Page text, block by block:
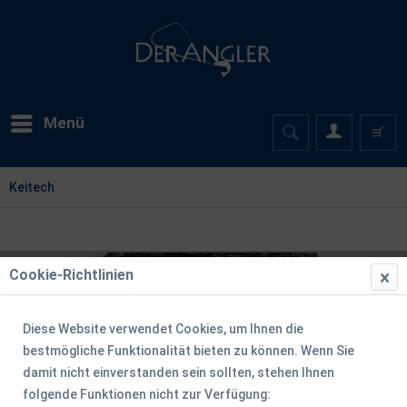
Menü
Keitech
Cookie-Richtlinien
Diese Website verwendet Cookies, um Ihnen die
bestmögliche Funktionalität bieten zu können. Wenn Sie
damit nicht einverstanden sein sollten, stehen Ihnen
folgende Funktionen nicht zur Verfügung: